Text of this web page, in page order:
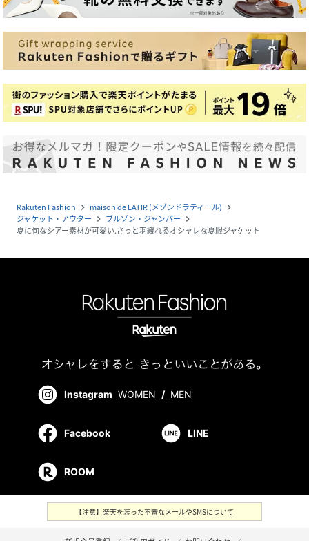
Rakuten Fashion navigate_next maison de LATIR (メゾンドラティール) navigate_next
ジャケット・アウター navigate_next ブルゾン・ジャンパー navigate_next
夏に旬なシアー素材が可愛い.さっと羽織れるオシャレな夏服ジャケット
Instagram WOMEN / MEN
Facebook LINE
ROOM
【注意】楽天を装った不審なメールやSMSについて